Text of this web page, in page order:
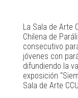
La Sala de Arte
Chilena de
consecutivo
jóvenes con
difundiendo la
exposición
Sala de Arte